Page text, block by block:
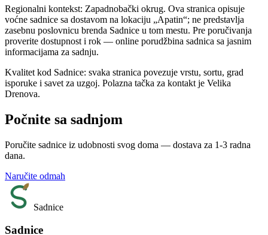
Regionalni kontekst: Zapadnobački okrug. Ova stranica opisuje
voćne sadnice sa dostavom na lokaciju „Apatin“; ne predstavlja
zasebnu poslovnicu brenda Sadnice u tom mestu. Pre poručivanja
proverite dostupnost i rok — online porudžbina sadnica sa jasnim
informacijama za sadnju.
Kvalitet kod Sadnice: svaka stranica povezuje vrstu, sortu, grad
isporuke i savet za uzgoj. Polazna tačka za kontakt je Velika
Drenova.
Počnite sa sadnjom
Poručite sadnice iz udobnosti svog doma — dostava za 1-3 radna
dana.
Naručite odmah
Sadnice
Sadnice